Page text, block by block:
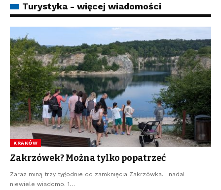
Turystyka - więcej wiadomości
KRAKÓW
Zakrzówek? Można tylko popatrzeć
Zaraz miną trzy tygodnie od zamknięcia Zakrzówka. I nadal
niewiele wiadomo. 1…